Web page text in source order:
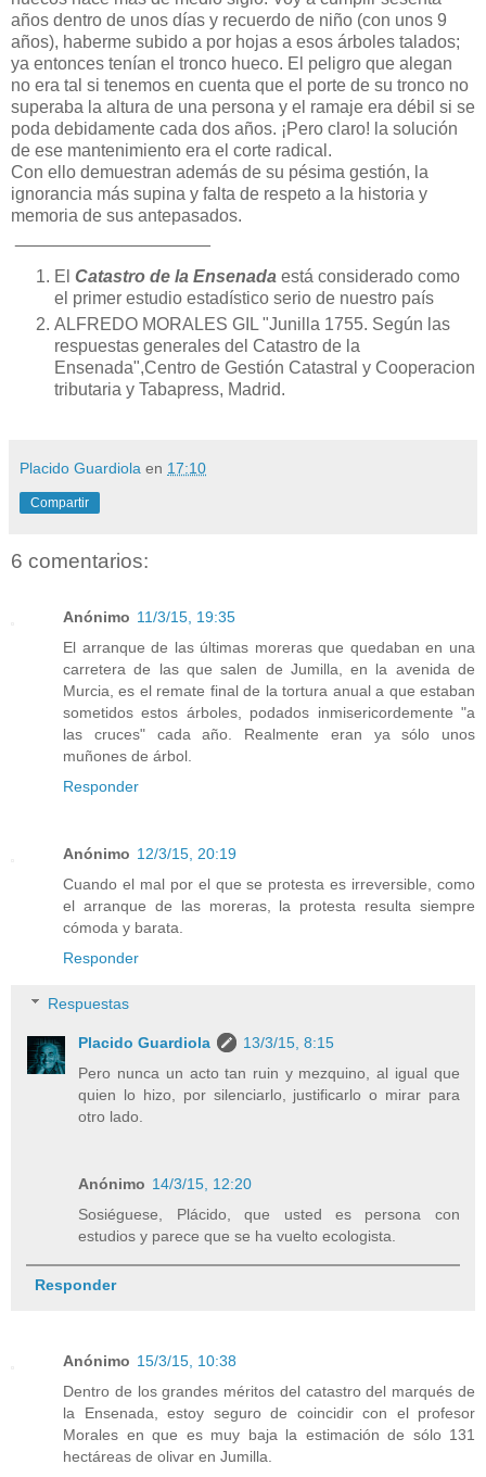
años dentro de unos días y recuerdo de niño (con unos 9
años), haberme subido a por hojas a esos árboles talados;
ya entonces tenían el tronco hueco. El peligro que alegan
no era tal si tenemos en cuenta que el porte de su tronco no
superaba la altura de una persona y el ramaje era débil si se
poda debidamente cada dos años. ¡Pero claro! la solución
de ese mantenimiento era el corte radical.
Con ello demuestran además de su pésima gestión, la
ignorancia más supina y falta de respeto a la historia y
memoria de sus antepasados.
El Catastro de la Ensenada está considerado como
el primer estudio estadístico serio de nuestro país
ALFREDO MORALES GIL "Junilla 1755. Según las
respuestas generales del Catastro de la
Ensenada",Centro de Gestión Catastral y Cooperacion
tributaria y Tabapress, Madrid.
Placido Guardiola en 17:10
Compartir
6 comentarios:
Anónimo 11/3/15, 19:35
El arranque de las últimas moreras que quedaban en una
carretera de las que salen de Jumilla, en la avenida de
Murcia, es el remate final de la tortura anual a que estaban
sometidos estos árboles, podados inmisericordemente "a
las cruces" cada año. Realmente eran ya sólo unos
muñones de árbol.
Responder
Anónimo 12/3/15, 20:19
Cuando el mal por el que se protesta es irreversible, como
el arranque de las moreras, la protesta resulta siempre
cómoda y barata.
Responder
Respuestas
Placido Guardiola
13/3/15, 8:15
Pero nunca un acto tan ruin y mezquino, al igual que
quien lo hizo, por silenciarlo, justificarlo o mirar para
otro lado.
Anónimo 14/3/15, 12:20
Sosiéguese, Plácido, que usted es persona con
estudios y parece que se ha vuelto ecologista.
Responder
Anónimo 15/3/15, 10:38
Dentro de los grandes méritos del catastro del marqués de
la Ensenada, estoy seguro de coincidir con el profesor
Morales en que es muy baja la estimación de sólo 131
hectáreas de olivar en Jumilla.